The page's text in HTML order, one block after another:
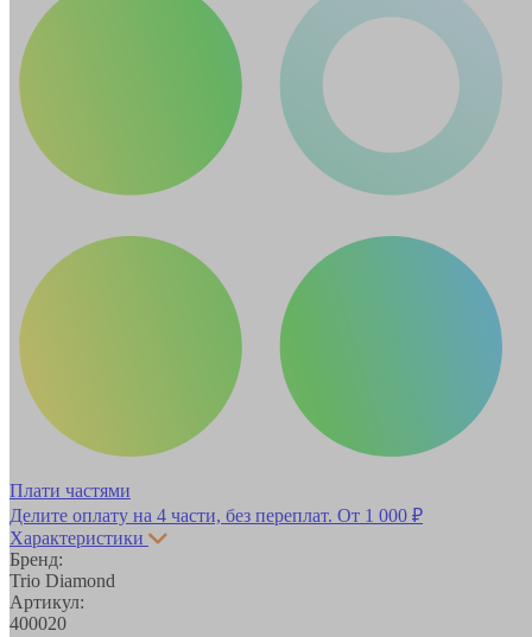
Плати частями
Делите оплату на 4 части, без переплат. От 1 000 ₽
Характеристики
Бренд:
Trio Diamond
Артикул:
400020